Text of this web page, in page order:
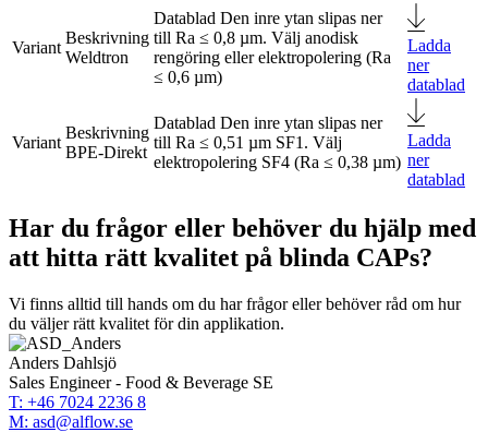
Weldtron
Den inre ytan slipas ner
till Ra ≤ 0,8 µm. Välj anodisk
rengöring eller elektropolering (Ra
≤ 0,6 µm)
Ladda
ner
datablad
BPE-Direkt
Den inre ytan slipas ner
till Ra ≤ 0,51 µm SF1. Välj
elektropolering SF4 (Ra ≤ 0,38 µm)
Ladda
ner
datablad
Har du frågor eller behöver du hjälp med
att hitta rätt kvalitet på blinda CAPs?
Vi finns alltid till hands om du har frågor eller behöver råd om hur
du väljer rätt kvalitet för din applikation.
Anders Dahlsjö
Sales Engineer - Food & Beverage SE
T: +46 7024 2236 8
M: asd@alflow.se